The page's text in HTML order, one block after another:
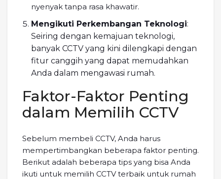
nyenyak tanpa rasa khawatir.
Mengikuti Perkembangan Teknologi:
Seiring dengan kemajuan teknologi,
banyak CCTV yang kini dilengkapi dengan
fitur canggih yang dapat memudahkan
Anda dalam mengawasi rumah.
Faktor-Faktor Penting
dalam Memilih CCTV
Sebelum membeli CCTV, Anda harus
mempertimbangkan beberapa faktor penting.
Berikut adalah beberapa tips yang bisa Anda
ikuti untuk memilih CCTV terbaik untuk rumah